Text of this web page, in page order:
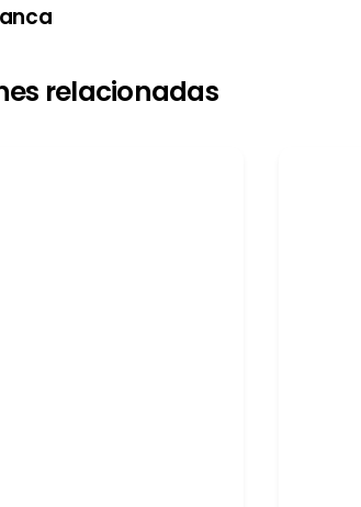
relacionadas